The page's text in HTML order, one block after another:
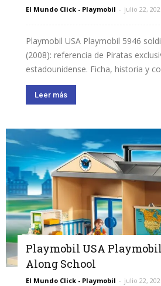
El Mundo Click - Playmobil - julio 22,
Playmobil USA Playmobil 5946
(2008): referencia de Piratas
estadounidense. Ficha, historia y
Leer más
Playmobil USA Playmobil
Along School
El Mundo Click - Playmobil - julio 22,